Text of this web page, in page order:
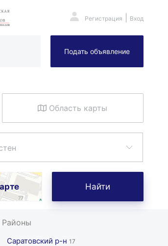
Регистрация Вход
Подать объявление
Область карты
Найти
Районы
Саратовский р-н 17